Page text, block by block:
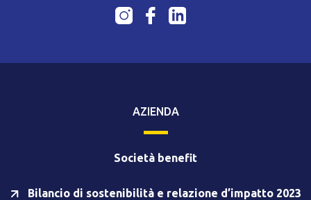
AZIENDA
Società benefit
Bilancio di sostenibilità e relazione d’impatto 2023